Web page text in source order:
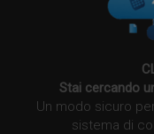
Stai cercando
Un modo sicuro
sistema di